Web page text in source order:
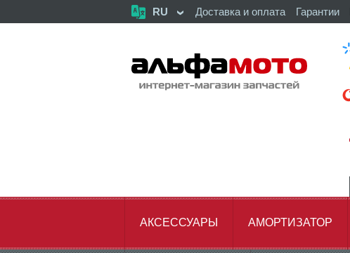
RU Доставка и оплата Гарантии
АКСЕССУАРЫ АМОРТИЗАТОР